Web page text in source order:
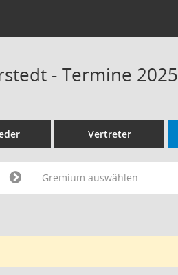
- Termine 2025
Vertreter
Gremium auswählen